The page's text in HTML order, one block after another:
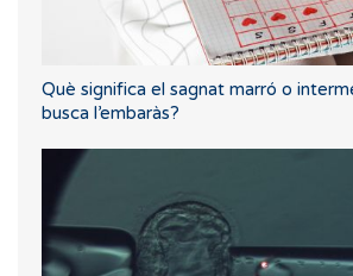
Què significa el sagnat marró o
busca l’embaràs?